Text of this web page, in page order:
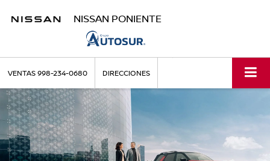
NISSAN PONIENTE
VENTAS998-234-0680 DIRECCIONES